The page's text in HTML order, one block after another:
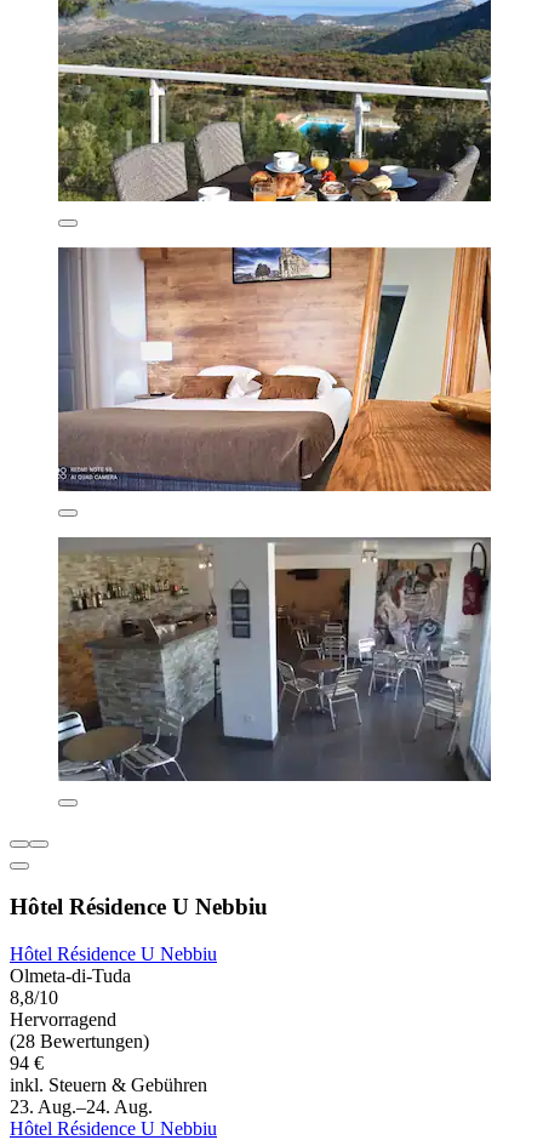
Hôtel Résidence U Nebbiu
Hôtel Résidence U Nebbiu
Olmeta-di-Tuda
8,8/10
Hervorragend
(28 Bewertungen)
94 €
inkl. Steuern & Gebühren
23. Aug.–24. Aug.
Hôtel Résidence U Nebbiu